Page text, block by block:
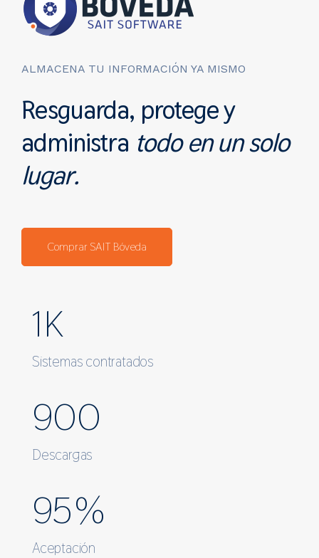
ALMACENA TU INFORMACIÓN YA MISMO
Resguarda, protege y
administra todo en un solo
lugar.
Comprar SAIT Bóveda
1K
Sistemas contratados
900
Descargas
95%
Aceptación